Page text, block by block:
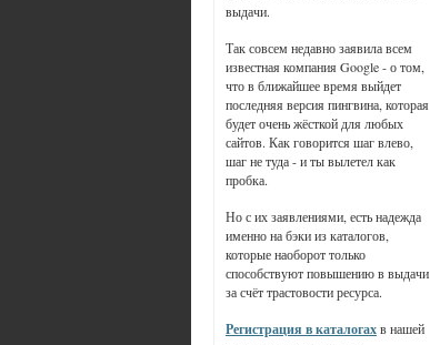
выдачи.
Так совсем недавно заявила всем
известная компания Google - о том,
что в ближайшее время выйдет
последняя версия пингвина, которая
будет очень жёсткой для любых
сайтов. Как говорится шаг влево,
шаг не туда - и ты вылетел как
пробка.
Но с их заявлениями, есть надежда
именно на бэки из каталогов,
которые наоборот только
способствуют повышению в выдачи
за счёт трастовости ресурса.
Регистрация в каталогахв нашей